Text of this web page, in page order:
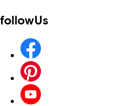
followUs